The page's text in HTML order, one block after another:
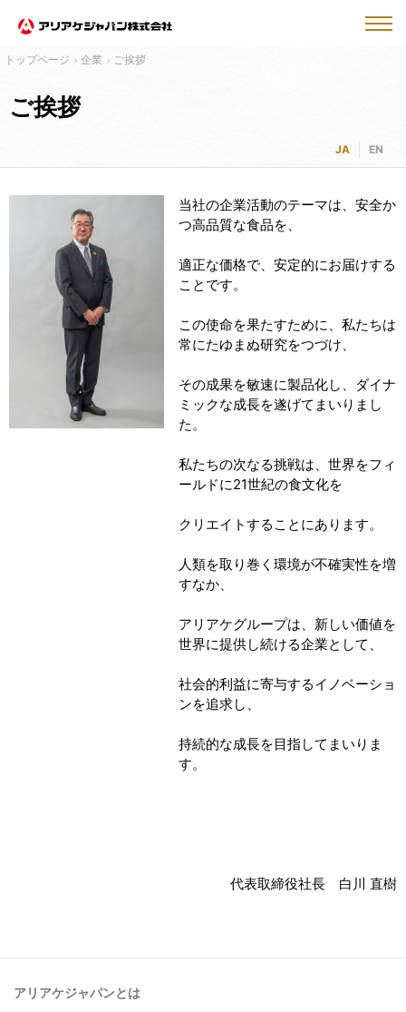
企業 ご挨拶
ご挨拶
JA EN
当社の企業活動のテーマは、安全か
つ高品質な食品を、
適正な価格で、安定的にお届けする
ことです。
この使命を果たすために、私たちは
常にたゆまぬ研究をつづけ、
その成果を敏速に製品化し、ダイナ
ミックな成長を遂げてまいりまし
た。
私たちの次なる挑戦は、世界をフィ
ールドに21世紀の食文化を
クリエイトすることにあります。
人類を取り巻く環境が不確実性を増
すなか、
アリアケグループは、新しい価値を
世界に提供し続ける企業として、
社会的利益に寄与するイノベーショ
ンを追求し、
持続的な成長を目指してまいりま
す。
代表取締役社長 白川 直樹
アリアケジャパンとは